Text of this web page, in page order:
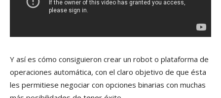
Y así es cómo consiguieron crear un robot o plataforma de
operaciones automática, con el claro objetivo de que ésta
les permitiese negociar con opciones binarias con muchas